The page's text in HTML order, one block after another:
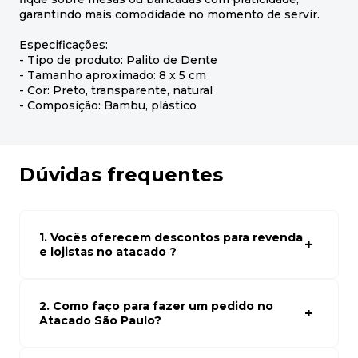
garantindo mais comodidade no momento de servir.
Especificações:
- Tipo de produto: Palito de Dente
- Tamanho aproximado: 8 x 5 cm
- Cor: Preto, transparente, natural
- Composição: Bambu, plástico
Dúvidas frequentes
1. Vocês oferecem descontos para revenda
e lojistas no atacado ?
atacado empresas e compre com os melhores preços
para seu modelo de negócio
2. Como faço para fazer um pedido no
Atacado São Paulo?